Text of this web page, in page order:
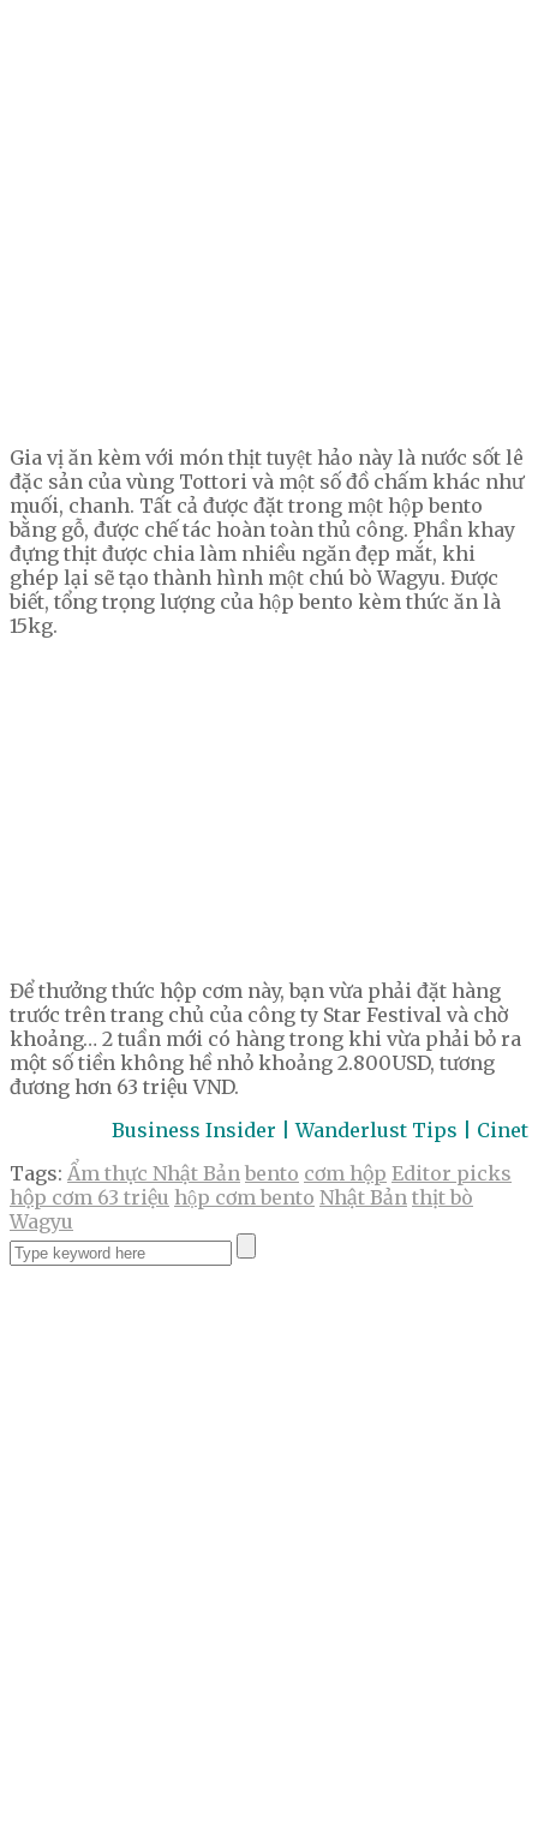
Gia vị ăn kèm với món thịt tuyệt hảo này là nước sốt lê
đặc sản của vùng Tottori và một số đồ chấm khác như
muối, chanh. Tất cả được đặt trong một hộp bento
bằng gỗ, được chế tác hoàn toàn thủ công. Phần khay
đựng thịt được chia làm nhiều ngăn đẹp mắt, khi
ghép lại sẽ tạo thành hình một chú bò Wagyu. Được
biết, tổng trọng lượng của hộp bento kèm thức ăn là
15kg.
Để thưởng thức hộp cơm này, bạn vừa phải đặt hàng
trước trên trang chủ của công ty Star Festival và chờ
khoảng… 2 tuần mới có hàng trong khi vừa phải bỏ ra
một số tiền không hề nhỏ khoảng 2.800USD, tương
đương hơn 63 triệu VND.
Business Insider | Wanderlust Tips | Cinet
Tags: Ẩm thực Nhật Bản bento cơm hộp Editor picks
hộp cơm 63 triệu hộp cơm bento Nhật Bản thịt bò
Wagyu